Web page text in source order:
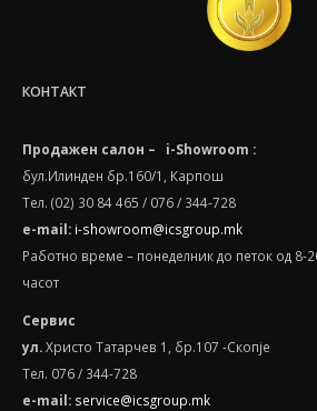
КОНТАКТ
Продажен салон – i-Showroom :
бул.Илинден бр.160/1, Карпош
Тел. (02) 30 84 465 / 076 / 344-728
e-mail: i-showroom@icsgroup.mk
Работно време – понеделник до петок од 8-
часот
Сервис
ул.Христо Татарчев 1, бр.107 -Скопје
Тел. 076 / 344-728
e-mail: service@icsgroup.mk